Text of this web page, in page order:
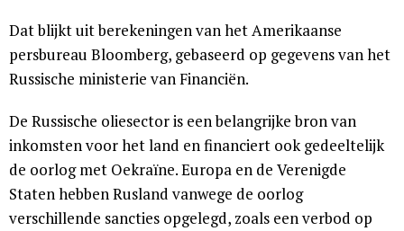
Dat blijkt uit berekeningen van het Amerikaanse
persbureau Bloomberg, gebaseerd op gegevens van het
Russische ministerie van Financiën.
De Russische oliesector is een belangrijke bron van
inkomsten voor het land en financiert ook gedeeltelijk
de oorlog met Oekraïne. Europa en de Verenigde
Staten hebben Rusland vanwege de oorlog
verschillende sancties opgelegd, zoals een verbod op